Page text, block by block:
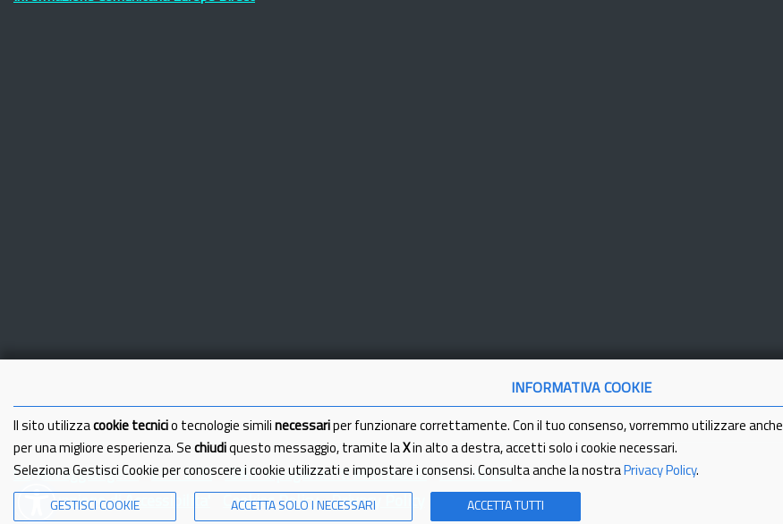
Come raggiungerci Link Utili IBAN e pagamenti informatici
Partita Iva
Dichiarazione di Accessibilita'
Cookies Policy Privacy Policy
INFORMATIVA COOKIE
Il sito utilizza cookie tecnici o tecnologie simili necessari per funzionare correttamente. Con il tuo consenso, vorremmo utilizzare anche
per una migliore esperienza. Se chiudi questo messaggio, tramite la Xin alto a destra, accetti solo i cookie necessari.
Seleziona Gestisci Cookie per conoscere i cookie utilizzati e impostare i consensi. Consulta anche la nostra Privacy Policy.
GESTISCI COOKIE ACCETTA SOLO I NECESSARI ACCETTA TUTTI